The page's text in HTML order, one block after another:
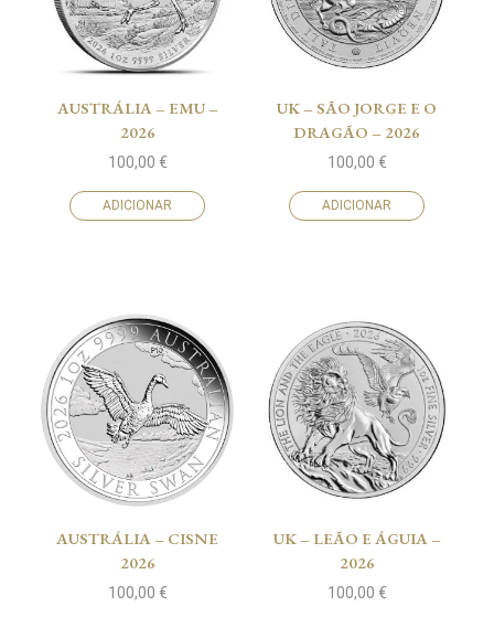
AUSTRÁLIA – EMU –
2026
100,00 €
ADICIONAR
UK – SÃO JORGE E O
DRAGÃO – 2026
100,00 €
ADICIONAR
AUSTRÁLIA – CISNE
2026
100,00 €
UK – LEÃO E ÁGUIA –
2026
100,00 €